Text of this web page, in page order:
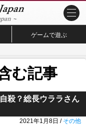
ゲームで遊ぶ
む記事
殺？総長ウララさん
2021年1月8日 / その他